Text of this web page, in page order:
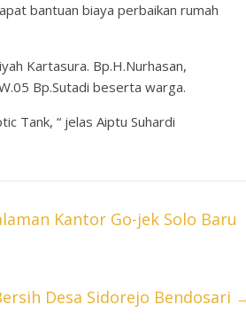
bantuan biaya perbaikan rumah
Kartasura. Bp.H.Nurhasan,
Bp.Sutadi beserta warga.
Tank, “ jelas Aiptu Suhardi
Kantor Go-jek Solo Baru
Desa Sidorejo Bendosari